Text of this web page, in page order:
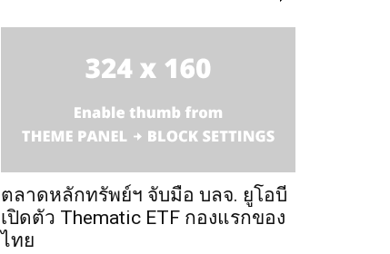
ตลาดหลักทรัพย์ฯ จับมือ บลจ. ยูโอบี
เปิดตัว Thematic ETF กองแรกของ
ไทย